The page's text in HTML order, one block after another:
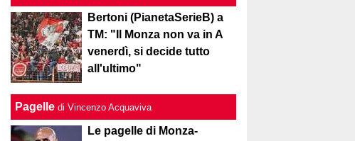
Bertoni (PianetaSerieB) a
TM: "Il Monza non va in A
venerdì, si decide tutto
all'ultimo"
Pagelle di Vincenzo Acquaviva
Le pagelle di Monza-